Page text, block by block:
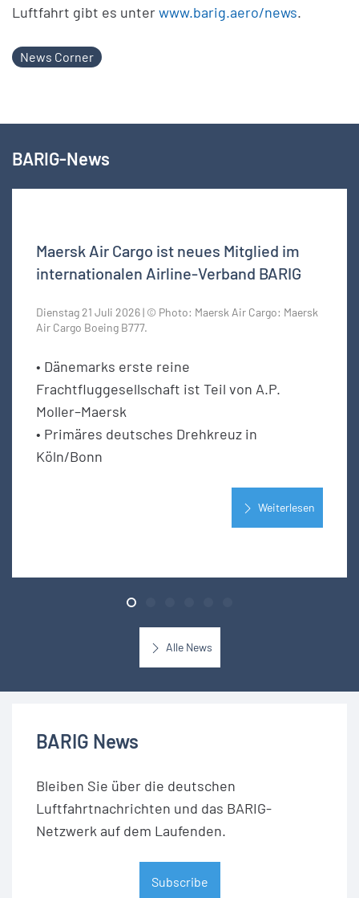
Luftfahrt gibt es unterwww.barig.aero/news.
News Corner
BARIG-News
Maersk Air Cargo ist neues Mitglied im
internationalen Airline-Verband BARIG
Dienstag 21 Juli 2026 | © Photo: Maersk Air Cargo: Maersk
Air Cargo Boeing B777.
• Dänemarks erste reine
Frachtfluggesellschaft ist Teil von A.P.
Moller–Maersk
• Primäres deutsches Drehkreuz in
Köln/Bonn
Weiterlesen
Alle News
BARIG News
Bleiben Sie über die deutschen
Luftfahrtnachrichten und das BARIG-
Netzwerk auf dem Laufenden.
Subscribe